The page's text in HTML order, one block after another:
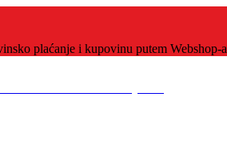
plaćanje i kupovinu putem Webshop-a